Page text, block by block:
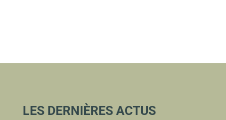
LES DERNIÈRES ACTUS